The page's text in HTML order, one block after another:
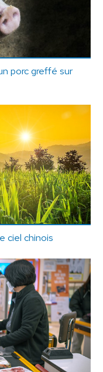
porc greffé sur
ciel chinois